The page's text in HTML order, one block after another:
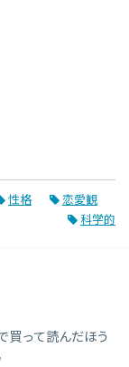
性格
恋愛観
科学的
買って読んだほう